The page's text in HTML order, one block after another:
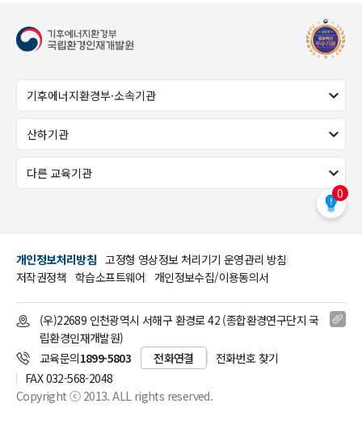
0
개인정보처리방침 고정형 영상정보 처리기기 운영관리 방침
저작권정책 학습소프트웨어 개인정보수집/이용동의서
(우)22689 인천광역시 서해구 환경로 42 (종합환경연구단지 국
립환경인재개발원)
교육문의1899-5803 전화연결
전화번호 찾기
FAX 032-568-2048
Copyright ⓒ 2013. ALL rights reserved.